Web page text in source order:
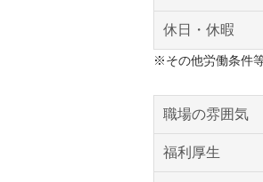
休日・休暇
※その他労働条件
職場の雰囲気
福利厚生